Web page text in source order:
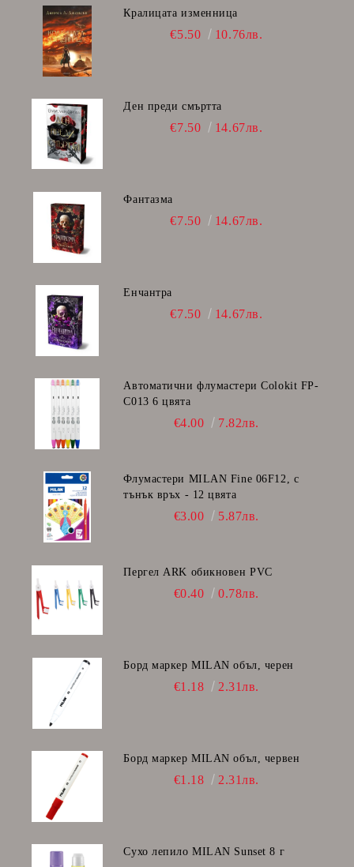
Кралицата изменница
€5.50 10.76лв.
Ден преди смъртта
€7.50 14.67лв.
Фантазма
€7.50 14.67лв.
Енчантра
€7.50 14.67лв.
Автоматични флумастери Colokit FP-
C013 6 цвята
€4.00 7.82лв.
Флумастери MILAN Fine 06F12, с
тънък връх - 12 цвята
€3.00 5.87лв.
Пергел ARK обикновен PVC
€0.40 0.78лв.
Борд маркер MILAN объл, черен
€1.18 2.31лв.
Борд маркер MILAN объл, червен
€1.18 2.31лв.
Сухо лепило MILAN Sunset 8 г